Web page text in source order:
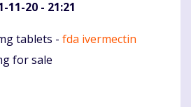
11-20 - 21:21
tablets - fda ivermectin
for sale